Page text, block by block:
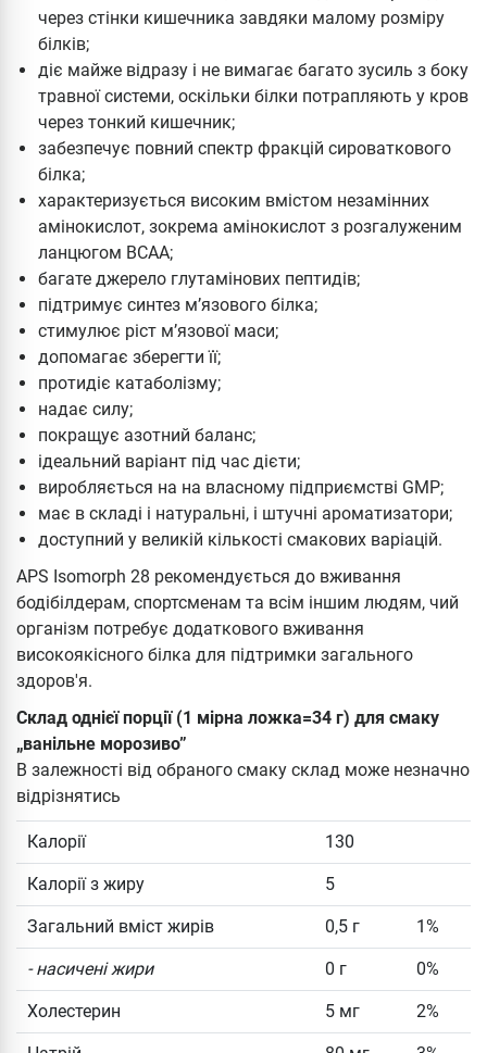
через стінки кишечника завдяки малому розміру
білків;
діє майже відразу і не вимагає багато зусиль з боку
травної системи, оскільки білки потрапляють у кров
через тонкий кишечник;
забезпечує повний спектр фракцій сироваткового
білка;
характеризується високим вмістом незамінних
амінокислот, зокрема амінокислот з розгалуженим
ланцюгом BCAA;
багате джерело глутамінових пептидів;
підтримує синтез м’язового білка;
стимулює ріст м’язової маси;
допомагає зберегти її;
протидіє катаболізму;
надає силу;
покращує азотний баланс;
ідеальний варіант під час дієти;
виробляється на на власному підприємстві GMP;
має в складі і натуральні, і штучні ароматизатори;
доступний у великій кількості смакових варіацій.
APS Isomorph 28 рекомендується до вживання
бодібілдерам, спортсменам та всім іншим людям, чий
організм потребує додаткового вживання
високоякісного білка для підтримки загального
здоров'я.
Склад однієї порції (1 мірна ложка=34 г) для смаку
„ванільне морозиво”
В залежності від обраного смаку склад може незначно
відрізнятись
Калорії 130
Калорії з жиру 5
Загальний вміст жирів 0,5 г 1%
- насичені жири 0 г 0%
Холестерин 5 мг 2%